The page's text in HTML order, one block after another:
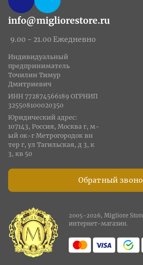
info@migliorestore.ru
9.00 - 21.00 Ежедневно
Обратный
Индивидуальный
предприниматель
Точилин Тимур
Дмитриевич
ИНН 772874566189 ОГРНИП
325508100020350
Юридический адрес:
107143, Россия, Москва г, м-
ый ок-г Метрогородок вн
тер г, ул Тагильская, д 3, к
3, кв 50
2005-2026, Migliore
интернет-магазин.